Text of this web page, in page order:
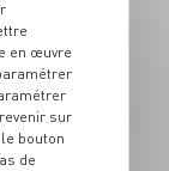
en œuvre
sur
bouton
de